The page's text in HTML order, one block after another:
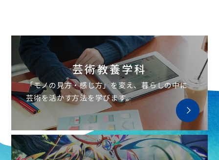
芸術教養学科
「モノの見方・感じ方」を変え、暮らしの中に
芸術を活かす方法を学びます。